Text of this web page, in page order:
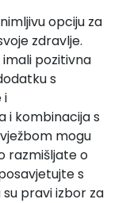
opciju za
zdravlje.
imali pozitivna
s
i
i kombinacija s
mogu
razmišljate o
s
pravi izbor za